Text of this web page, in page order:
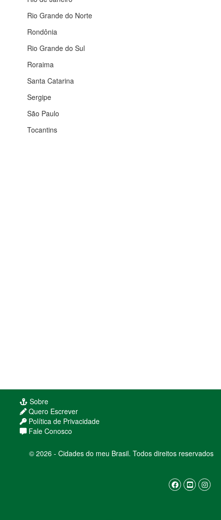
Rio Grande do Norte
Rondônia
Rio Grande do Sul
Roraima
Santa Catarina
Sergipe
São Paulo
Tocantins
Sobre
Quero Escrever
Política de Privacidade
Fale Conosco
© 2026 - Cidades do meu Brasil. Todos direitos reservados